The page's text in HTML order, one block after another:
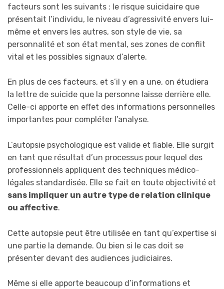
facteurs sont les suivants : le risque suicidaire que
présentait l’individu, le niveau d’agressivité envers lui-
même et envers les autres, son style de vie, sa
personnalité et son état mental, ses zones de conflit
vital et les possibles signaux d’alerte.
En plus de ces facteurs, et s’il y en a une, on étudiera
la lettre de suicide que la personne laisse derrière elle.
Celle-ci apporte en effet des informations personnelles
importantes pour compléter l’analyse.
L’autopsie psychologique est valide et fiable. Elle surgit
en tant que résultat d’un processus pour lequel des
professionnels appliquent des techniques médico-
légales standardisée. Elle se fait en toute objectivité et
sans impliquer un autre type de relation clinique
ou affective.
Cette autopsie peut être utilisée en tant qu’expertise si
une partie la demande. Ou bien si le cas doit se
présenter devant des audiences judiciaires.
Même si elle apporte beaucoup d’informations et